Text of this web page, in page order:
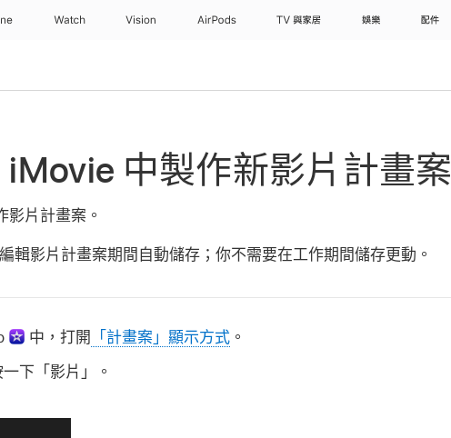
Watch Vision AirPods TV 與家居 娛樂 配件
iMovie 中製作新影片計畫案
影片計畫案。
輯影片計畫案期間自動儲存；你不需要在工作期間儲存更動。
中，打開 「計畫案」顯示方式。
下「影片」。